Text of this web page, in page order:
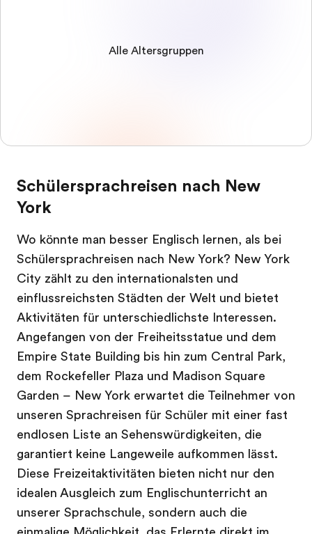
Alle Altersgruppen
Schülersprachreisen nach New
York
Wo könnte man besser Englisch lernen, als bei
Schülersprachreisen nach New York? New York
City zählt zu den internationalsten und
einflussreichsten Städten der Welt und bietet
Aktivitäten für unterschiedlichste Interessen.
Angefangen von der Freiheitsstatue und dem
Empire State Building bis hin zum Central Park,
dem Rockefeller Plaza und Madison Square
Garden – New York erwartet die Teilnehmer von
unseren Sprachreisen für Schüler mit einer fast
endlosen Liste an Sehenswürdigkeiten, die
garantiert keine Langeweile aufkommen lässt.
Diese Freizeitaktivitäten bieten nicht nur den
idealen Ausgleich zum Englischunterricht an
unserer Sprachschule, sondern auch die